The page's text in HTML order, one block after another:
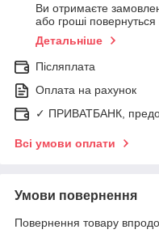
Ви отримаєте
або гроші
Детальніше
Післяплата
Оплата на рахунок
✓ ПРИВАТБАНК,
Всі умови оплати
Умови повернення
Повернення товару